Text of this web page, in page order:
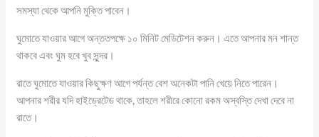
সমস্যা থেকে আপনি মুক্তি পাবেন।
ঘুমোতে যাওয়ার আগে অন্ততপক্ষে ১০ মিনিট মেডিটেশন করুন। এতে আপনার মন শান্ত
থাকবে এবং ঘুম হবে খুব সুন্দর।
রাতে ঘুমোতে যাওয়ার কিছুক্ষণ আগে পর্যন্ত বেশ অনেকটা পানি খেয়ে নিতে পারেন।
আপনার শরীর যদি হাইড্রেটেড থাকে, তাহলে শরীরে কোনো রকম অস্বস্তি দেখা দেবে না
রাতে।